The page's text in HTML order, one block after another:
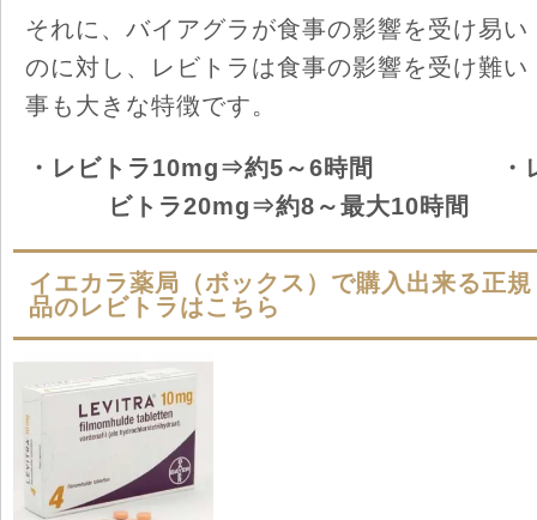
それに、バイアグラが食事の影響を受け易い
のに対し、レビトラは食事の影響を受け難い
事も大きな特徴です。
・レビトラ10mg⇒約5～6時間 ・
ビトラ20mg⇒約8～最大10時間
イエカラ薬局（ボックス）で購入出来る正規
品のレビトラはこちら